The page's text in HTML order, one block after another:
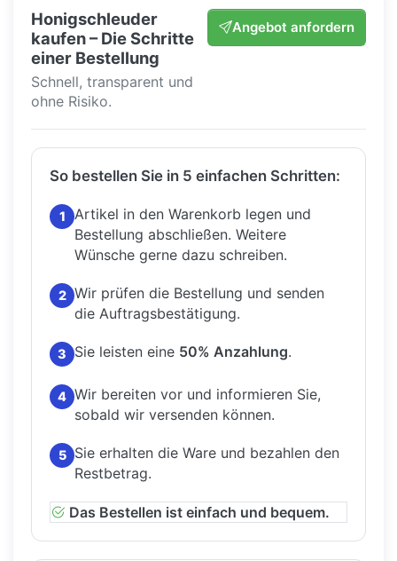
Honigschleuder
kaufen – Die Schritte
einer Bestellung
Schnell, transparent und
ohne Risiko.
Angebot anfordern
So bestellen Sie in 5 einfachen Schritten:
1
Artikel in den Warenkorb legen und
Bestellung abschließen. Weitere
Wünsche gerne dazu schreiben.
2 Wir prüfen die Bestellung und senden
die Auftragsbestätigung.
3 Sie leisten eine 50% Anzahlung.
4 Wir bereiten vor und informieren Sie,
sobald wir versenden können.
5
Sie erhalten die Ware und bezahlen den
Restbetrag.
Das Bestellen ist einfach und bequem.